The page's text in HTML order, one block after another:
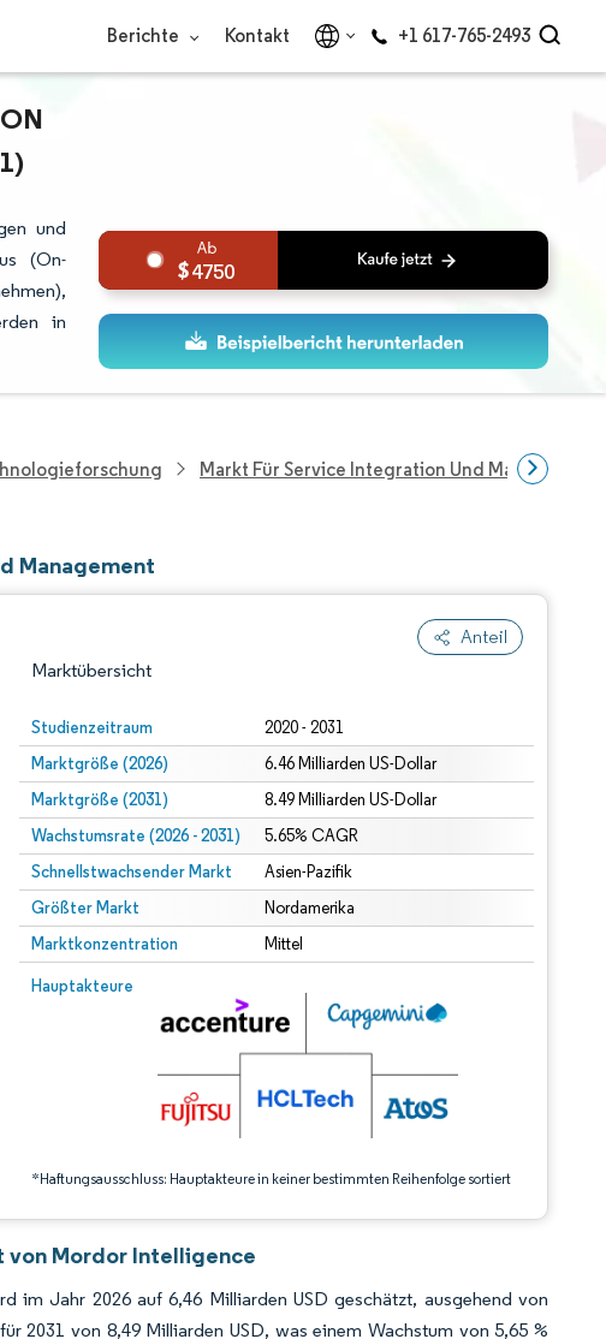
Berichte Kontakt +1 617-765-2493
U
und
(On-
in
4750
Markt Für Service Integration Und Management
Management
Anteil
Marktübersicht
Studienzeitraum 2020 - 2031
Marktgröße (2026) 6.46 Milliarden US-Dollar
Marktgröße (2031) 8.49 Milliarden US-Dollar
Wachstumsrate (2026 - 2031) 5.65% CAGR
Schnellstwachsender Markt Asien-Pazifik
Größter Markt Nordamerika
Marktkonzentration Mittel
Hauptakteure
*Haftungsausschluss: Hauptakteure in keiner bestimmten Reihenfolge sortiert
Bild © Mordor Intelligence. Wiederverwendung erfordert Namensnennung gemäß CC BY 4.0.
erfordert Namensnennung gemäß CC BY 4.0.
von Mordor Intelligence
im Jahr 2026 auf 6,46 Milliarden USD geschätzt, ausgehend von
2031 von 8,49 Milliarden USD, was einem Wachstum von 5,65 %